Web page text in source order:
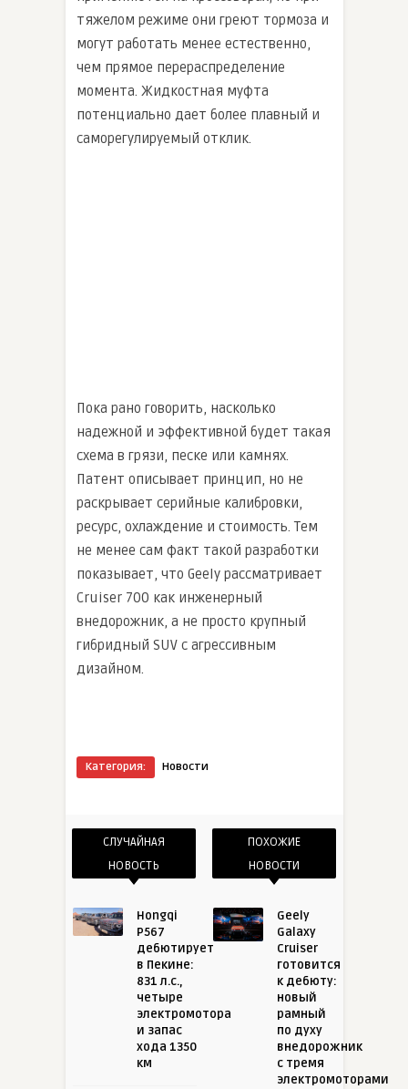
тяжелом режиме они греют тормоза и
могут работать менее естественно,
чем прямое перераспределение
момента. Жидкостная муфта
потенциально дает более плавный и
саморегулируемый отклик.
Пока рано говорить, насколько
надежной и эффективной будет такая
схема в грязи, песке или камнях.
Патент описывает принцип, но не
раскрывает серийные калибровки,
ресурс, охлаждение и стоимость. Тем
не менее сам факт такой разработки
показывает, что Geely рассматривает
Cruiser 700 как инженерный
внедорожник, а не просто крупный
гибридный SUV с агрессивным
дизайном.
Категория: Новости
СЛУЧАЙНАЯ
НОВОСТЬ
Hongqi
P567
дебютирует
в Пекине:
831 л.с.,
четыре
электромотора
и запас
хода 1350
км
ПОХОЖИЕ
НОВОСТИ
Geely
Galaxy
Cruiser
готовится
к дебюту:
новый
рамный
по духу
внедорожник
с тремя
электромоторами